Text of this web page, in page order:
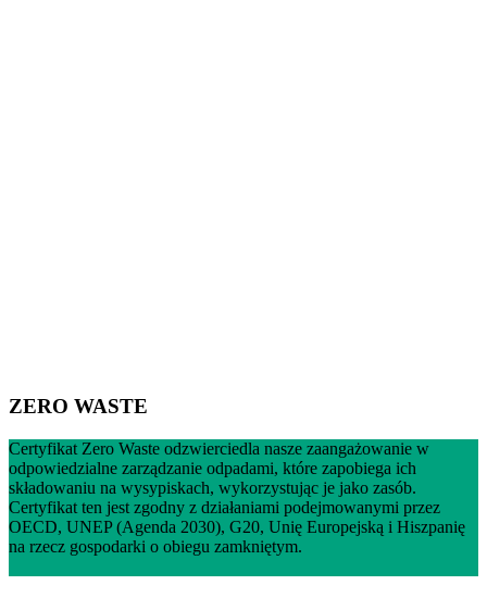
ZERO WASTE
Certyfikat Zero Waste odzwierciedla nasze zaangażowanie w
odpowiedzialne zarządzanie odpadami, które zapobiega ich
składowaniu na wysypiskach, wykorzystując je jako zasób.
Certyfikat ten jest zgodny z działaniami podejmowanymi przez
OECD, UNEP (Agenda 2030), G20, Unię Europejską i Hiszpanię
na rzecz gospodarki o obiegu zamkniętym.